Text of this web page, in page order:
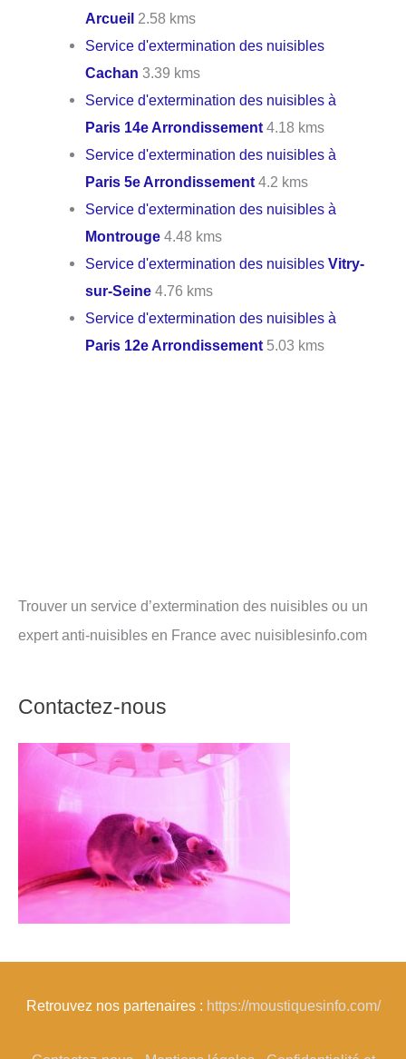
Arcueil 2.58 kms
Service d'extermination des nuisibles
Cachan 3.39 kms
Service d'extermination des nuisibles à
Paris 14e Arrondissement 4.18 kms
Service d'extermination des nuisibles à
Paris 5e Arrondissement 4.2 kms
Service d'extermination des nuisibles à
Montrouge 4.48 kms
Service d'extermination des nuisiblesVitry-
sur-Seine 4.76 kms
Service d'extermination des nuisibles à
Paris 12e Arrondissement 5.03 kms
Trouver un service d’extermination des nuisibles ou un
expert anti-nuisibles en France avec nuisiblesinfo.com
Contactez-nous
Retrouvez nos partenaires : https://moustiquesinfo.com/